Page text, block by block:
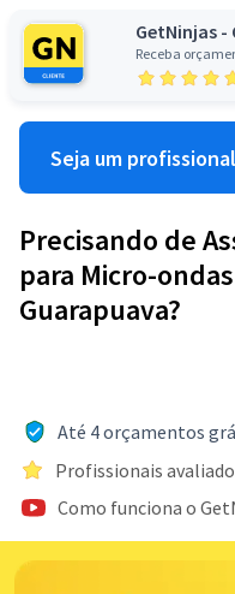
GetNinjas -
Receba
Seja um profissional
Precisando de
para Micro-
Guarapuava?
Até 4 orçamentos
Profissionais
Como funciona o